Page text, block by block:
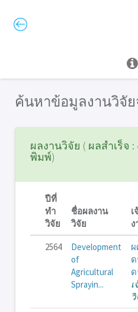
ค้นหาข้อมูลงานวิจัย
ผลงานวิจัย ( ผลสำเร็จ
พิมพ์)
ปีที่
ทำ
วิจัย
ชื่อผลงาน
วิจัย
ง
2564
Development
of
Agricultural
Sprayin...
ผ
เ